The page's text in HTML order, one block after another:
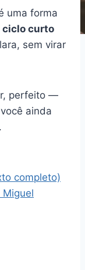
uma forma
ciclo curto
sem virar
perfeito —
ainda
completo)
Miguel